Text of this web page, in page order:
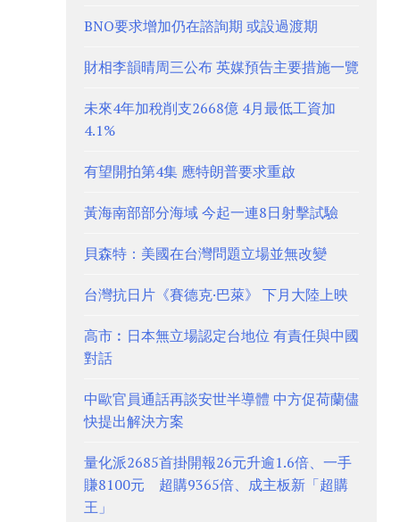
BNO要求增加仍在諮詢期 或設過渡期
財相李韻晴周三公布 英媒預告主要措施一覽
未來4年加稅削支2668億 4月最低工資加
4.1%
有望開拍第4集 應特朗普要求重啟
黃海南部部分海域 今起一連8日射擊試驗
貝森特：美國在台灣問題立場並無改變
台灣抗日片《賽德克·巴萊》 下月大陸上映
高市︰日本無立場認定台地位 有責任與中國
對話
中歐官員通話再談安世半導體 中方促荷蘭儘
快提出解決方案
量化派2685首掛開報26元升逾1.6倍、一手
賺8100元 超購9365倍、成主板新「超購
王」